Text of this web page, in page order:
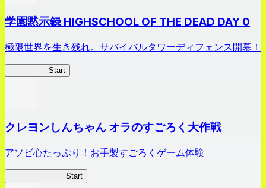
学園黙示録 HIGHSCHOOL OF THE DEAD DAY 0
極限世界を生き残れ。サバイバルタワーディフェンス開幕！
Start
クレヨンしんちゃん オラのすごろく大作戦
アソビ心たっぷり！お手製すごろくゲーム体験
Start